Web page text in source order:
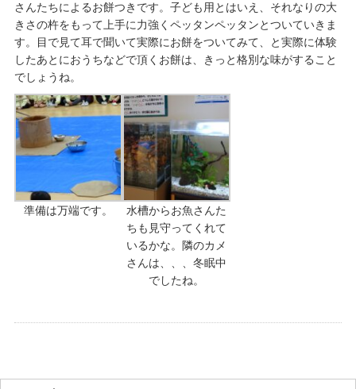
さんたちによるお餅つきです。子ども用とはいえ、それなりの大
きさの杵をもって上手に力強くペッタンペッタンとついていきま
す。目で見て耳で聞いて実際にお餅をついてみて、と実際に体験
したあとにおうちなどで頂くお餅は、きっと格別な味がすること
でしょうね。
準備は万端です。
水槽からお魚さんた
ちも見守ってくれて
いるかな。隣のカメ
さんは、、、冬眠中
でしたね。